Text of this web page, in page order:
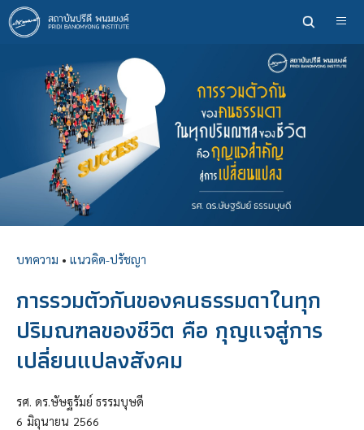
ข้าม
ไป
บทความ • แนวคิด-ปรัชญา
การรวมตัวกันของคนธรรมดาในทุก
ปริมณฑลของชีวิต คือ กุญแจสู่การ
เปลี่ยนแปลงสังคม
รศ. ดร.ษัษฐรัมย์ ธรรมบุษดี
6 มิถุนายน 2566